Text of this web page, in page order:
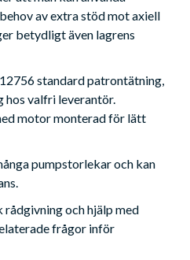
av extra stöd mot axiell
betydligt även lagrens
standard patrontätning,
hos valfri leverantör.
motor monterad för lätt
pumpstorlekar och kan
och hjälp med
frågor inför